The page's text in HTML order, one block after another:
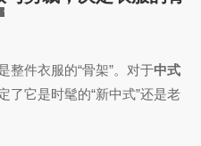
整件衣服的“骨架”。对于中式
了它是时髦的“新中式”还是老